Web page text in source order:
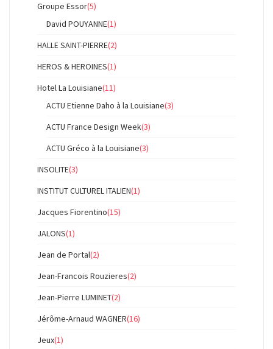
Groupe Essor(5)
David POUYANNE(1)
HALLE SAINT-PIERRE(2)
HEROS & HEROINES(1)
Hotel La Louisiane(11)
ACTU Etienne Daho à la Louisiane(3)
ACTU France Design Week(3)
ACTU Gréco à la Louisiane(3)
INSOLITE(3)
INSTITUT CULTUREL ITALIEN(1)
Jacques Fiorentino(15)
JALONS(1)
Jean de Portal(2)
Jean-Francois Rouzieres(2)
Jean-Pierre LUMINET(2)
Jérôme-Arnaud WAGNER(16)
Jeux(1)